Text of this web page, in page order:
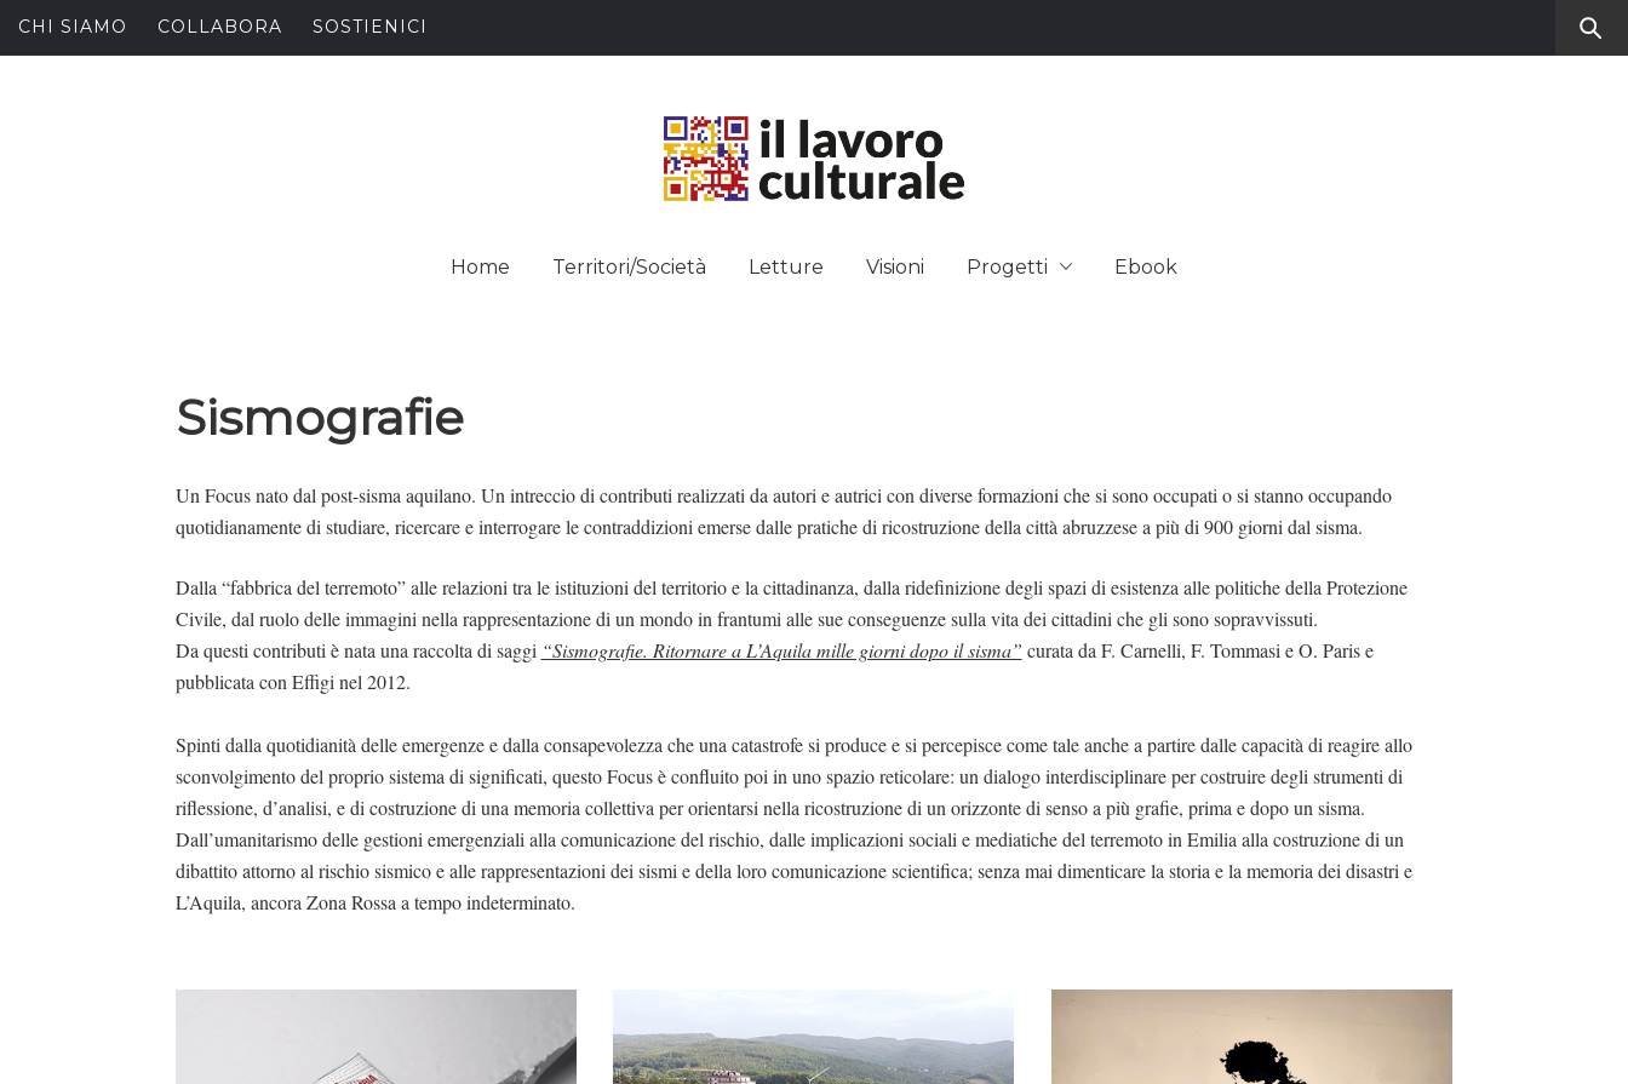
Skip
to
CHI SIAMO COLLABORA SOSTIENICI
IL LAVORO
CULTURALE
Home
Territori/Società Letture Visioni Progetti Ebook
Sismografie
Un Focus nato dal post-sisma aquilano. Un intreccio di contributi realizzati da autori e autrici con diverse formazioni che si sono occupati o si stanno occupando
quotidianamente di studiare, ricercare e interrogare le contraddizioni emerse dalle pratiche di ricostruzione della città abruzzese a più di 900 giorni dal sisma.
Dalla “fabbrica del terremoto” alle relazioni tra le istituzioni del territorio e la cittadinanza, dalla ridefinizione degli spazi di esistenza alle politiche della Protezione
Civile, dal ruolo delle immagini nella rappresentazione di un mondo in frantumi alle sue conseguenze sulla vita dei cittadini che gli sono sopravvissuti.
Da questi contributi è nata una raccolta di saggi “Sismografie. Ritornare a L’Aquila mille giorni dopo il sisma” curata da F. Carnelli, F. Tommasi e O. Paris e
pubblicata con Effigi nel 2012.
Spinti dalla quotidianità delle emergenze e dalla consapevolezza che una catastrofe si produce e si percepisce come tale anche a partire dalle capacità di reagire allo
sconvolgimento del proprio sistema di significati, questo Focus è confluito poi in uno spazio reticolare: un dialogo interdisciplinare per costruire degli strumenti di
riflessione, d’analisi, e di costruzione di una memoria collettiva per orientarsi nella ricostruzione di un orizzonte di senso a più grafie, prima e dopo un sisma.
Dall’umanitarismo delle gestioni emergenziali alla comunicazione del rischio, dalle implicazioni sociali e mediatiche del terremoto in Emilia alla costruzione di un
dibattito attorno al rischio sismico e alle rappresentazioni dei sismi e della loro comunicazione scientifica; senza mai dimenticare la storia e la memoria dei disastri e
L’Aquila, ancora Zona Rossa a tempo indeterminato.